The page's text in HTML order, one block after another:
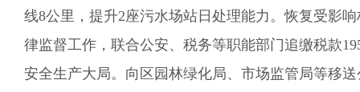
线8公里，提升2座污水场站日处理能力。恢复受影响
律监督工作，联合公安、税务等职能部门追缴税款
安全生产大局。 向区园林绿化局、市场监管局等移